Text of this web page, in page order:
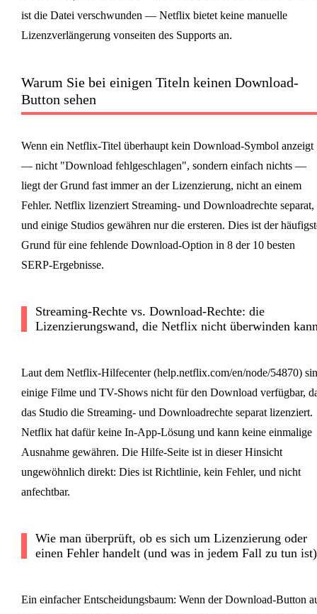
ist die Datei verschwunden — Netflix bietet keine manuelle
Lizenzverlängerung vonseiten des Supports an.
Warum Sie bei einigen Titeln keinen Download-
Button sehen
Wenn ein Netflix-Titel überhaupt kein Download-Symbol anzeigt
— nicht "Download fehlgeschlagen", sondern einfach nichts —
liegt der Grund fast immer an der Lizenzierung, nicht an einem
Fehler. Netflix lizenziert Streaming- und Downloadrechte separat,
und einige Studios gewähren nur die ersteren. Dies ist der
Grund für eine fehlende Download-Option in 8 der 10 besten
SERP-Ergebnisse.
Streaming-Rechte vs. Download-Rechte: die
Lizenzierungswand, die Netflix nicht überwinden
Laut dem Netflix-Hilfecenter (help.netflix.com/en/node/54870)
einige Filme und TV-Shows nicht für den Download verfügbar,
das Studio die Streaming- und Downloadrechte separat lizenziert.
Netflix hat dafür keine In-App-Lösung und kann keine einmalige
Ausnahme gewähren. Die Hilfe-Seite ist in dieser Hinsicht
ungewöhnlich direkt: Dies ist Richtlinie, kein Fehler, und nicht
anfechtbar.
Wie man überprüft, ob es sich um Lizenzierung oder
einen Fehler handelt (und was in jedem Fall zu tun ist)
Ein einfacher Entscheidungsbaum: Wenn der Download-Button